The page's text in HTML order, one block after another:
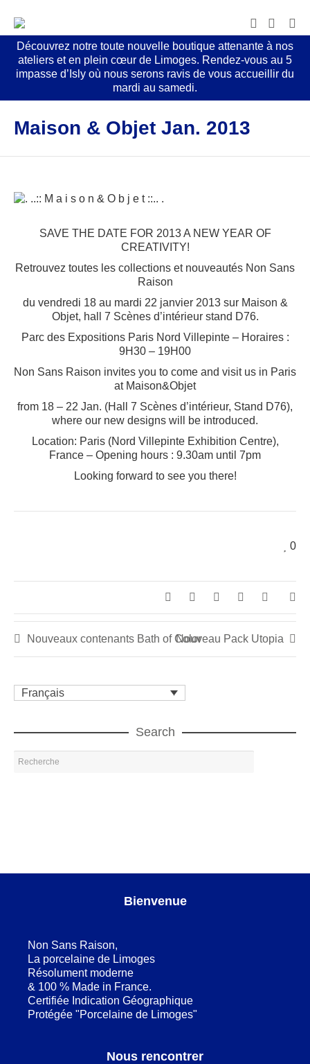
Découvrez notre toute nouvelle boutique attenante à nos
ateliers et en plein cœur de Limoges. Rendez-vous au 5
impasse d’Isly où nous serons ravis de vous accueillir du
mardi au samedi.
Maison & Objet Jan. 2013
SAVE THE DATE FOR 2013 A NEW YEAR OF
CREATIVITY!
Retrouvez toutes les collections et nouveautés Non Sans
Raison
du vendredi 18 au mardi 22 janvier 2013 sur Maison &
Objet, hall 7 Scènes d’intérieur stand D76.
Parc des Expositions Paris Nord Villepinte – Horaires :
9H30 – 19H00
Non Sans Raison invites you to come and visit us in Paris
at Maison&Objet
from 18 – 22 Jan. (Hall 7 Scènes d’intérieur, Stand D76),
where our new designs will be introduced.
Location: Paris (Nord Villepinte Exhibition Centre),
France – Opening hours : 9.30am until 7pm
Looking forward to see you there!
0
Nouveaux contenants Bath of ColorNouveau Pack Utopia
Français
Search
Bienvenue
Non Sans Raison,
La porcelaine de Limoges
Résolument moderne
& 100 % Made in France.
Certifiée Indication Géographique
Protégée "Porcelaine de Limoges"
Nous rencontrer